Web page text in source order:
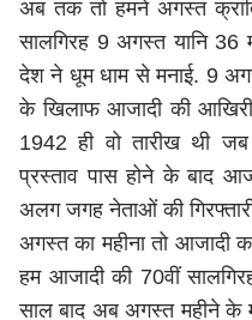
अब तक तो हमने अगस्त
सालगिरह 9 अगस्त यानि 36
देश ने धूम धाम से मनाई. 9
के खिलाफ आजादी की
1942 ही वो तारीख थी
प्रस्ताव पास होने के बाद
अलग जगह नेताओं की
अगस्त का महीना तो आजादी
हम आजादी की 70वीं
साल बाद अब अगस्त महीने के